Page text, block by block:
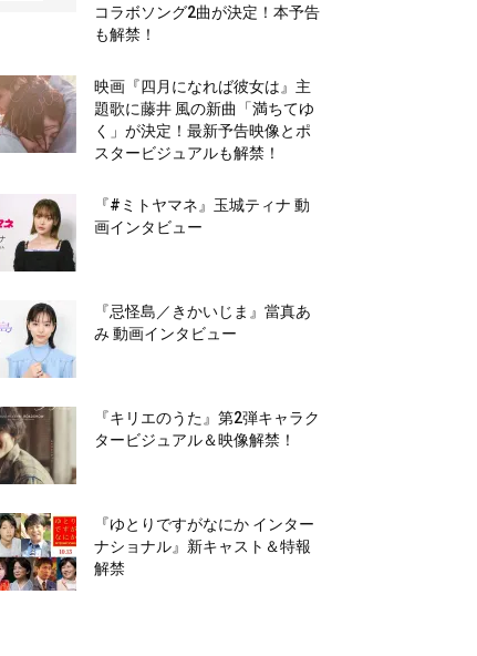
コラボソング2曲が決定！本予告
も解禁！
映画『四月になれば彼女は』主
題歌に藤井 風の新曲「満ちてゆ
く」が決定！最新予告映像とポ
スタービジュアルも解禁！
『#ミトヤマネ』玉城ティナ 動
画インタビュー
『忌怪島／きかいじま』當真あ
み 動画インタビュー
『キリエのうた』第2弾キャラク
タービジュアル＆映像解禁！
『ゆとりですがなにか インター
ナショナル』新キャスト＆特報
解禁